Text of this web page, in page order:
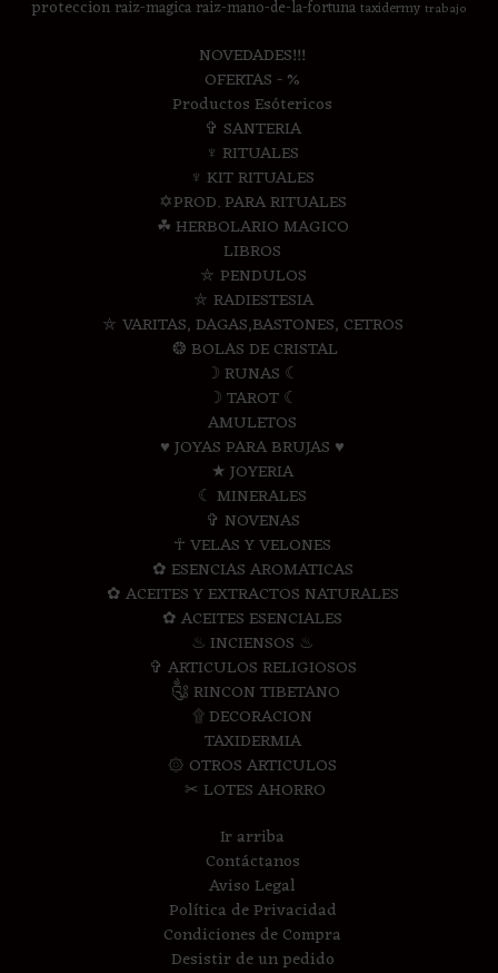
proteccion raiz-magica raiz-mano-de-la-fortunataxidermy trabajo
NOVEDADES!!!
OFERTAS - %
Productos Esótericos
✞ SANTERIA
♆ RITUALES
♆ KIT RITUALES
✡PROD. PARA RITUALES
☘ HERBOLARIO MAGICO
LIBROS
⛤ PENDULOS
⛤ RADIESTESIA
⛤ VARITAS, DAGAS,BASTONES, CETROS
❂ BOLAS DE CRISTAL
☽ RUNAS ☾
☽ TAROT ☾
AMULETOS
♥ JOYAS PARA BRUJAS ♥
★ JOYERIA
☾ MINERALES
✞ NOVENAS
☥ VELAS Y VELONES
✿ ESENCIAS AROMATICAS
✿ ACEITES Y EXTRACTOS NATURALES
✿ ACEITES ESENCIALES
♨ INCIENSOS ♨
✞ ARTICULOS RELIGIOSOS
༃ RINCON TIBETANO
۩ DECORACION
TAXIDERMIA
۞ OTROS ARTICULOS
✂ LOTES AHORRO
Ir arriba
Contáctanos
Aviso Legal
Política de Privacidad
Condiciones de Compra
Desistir de un pedido